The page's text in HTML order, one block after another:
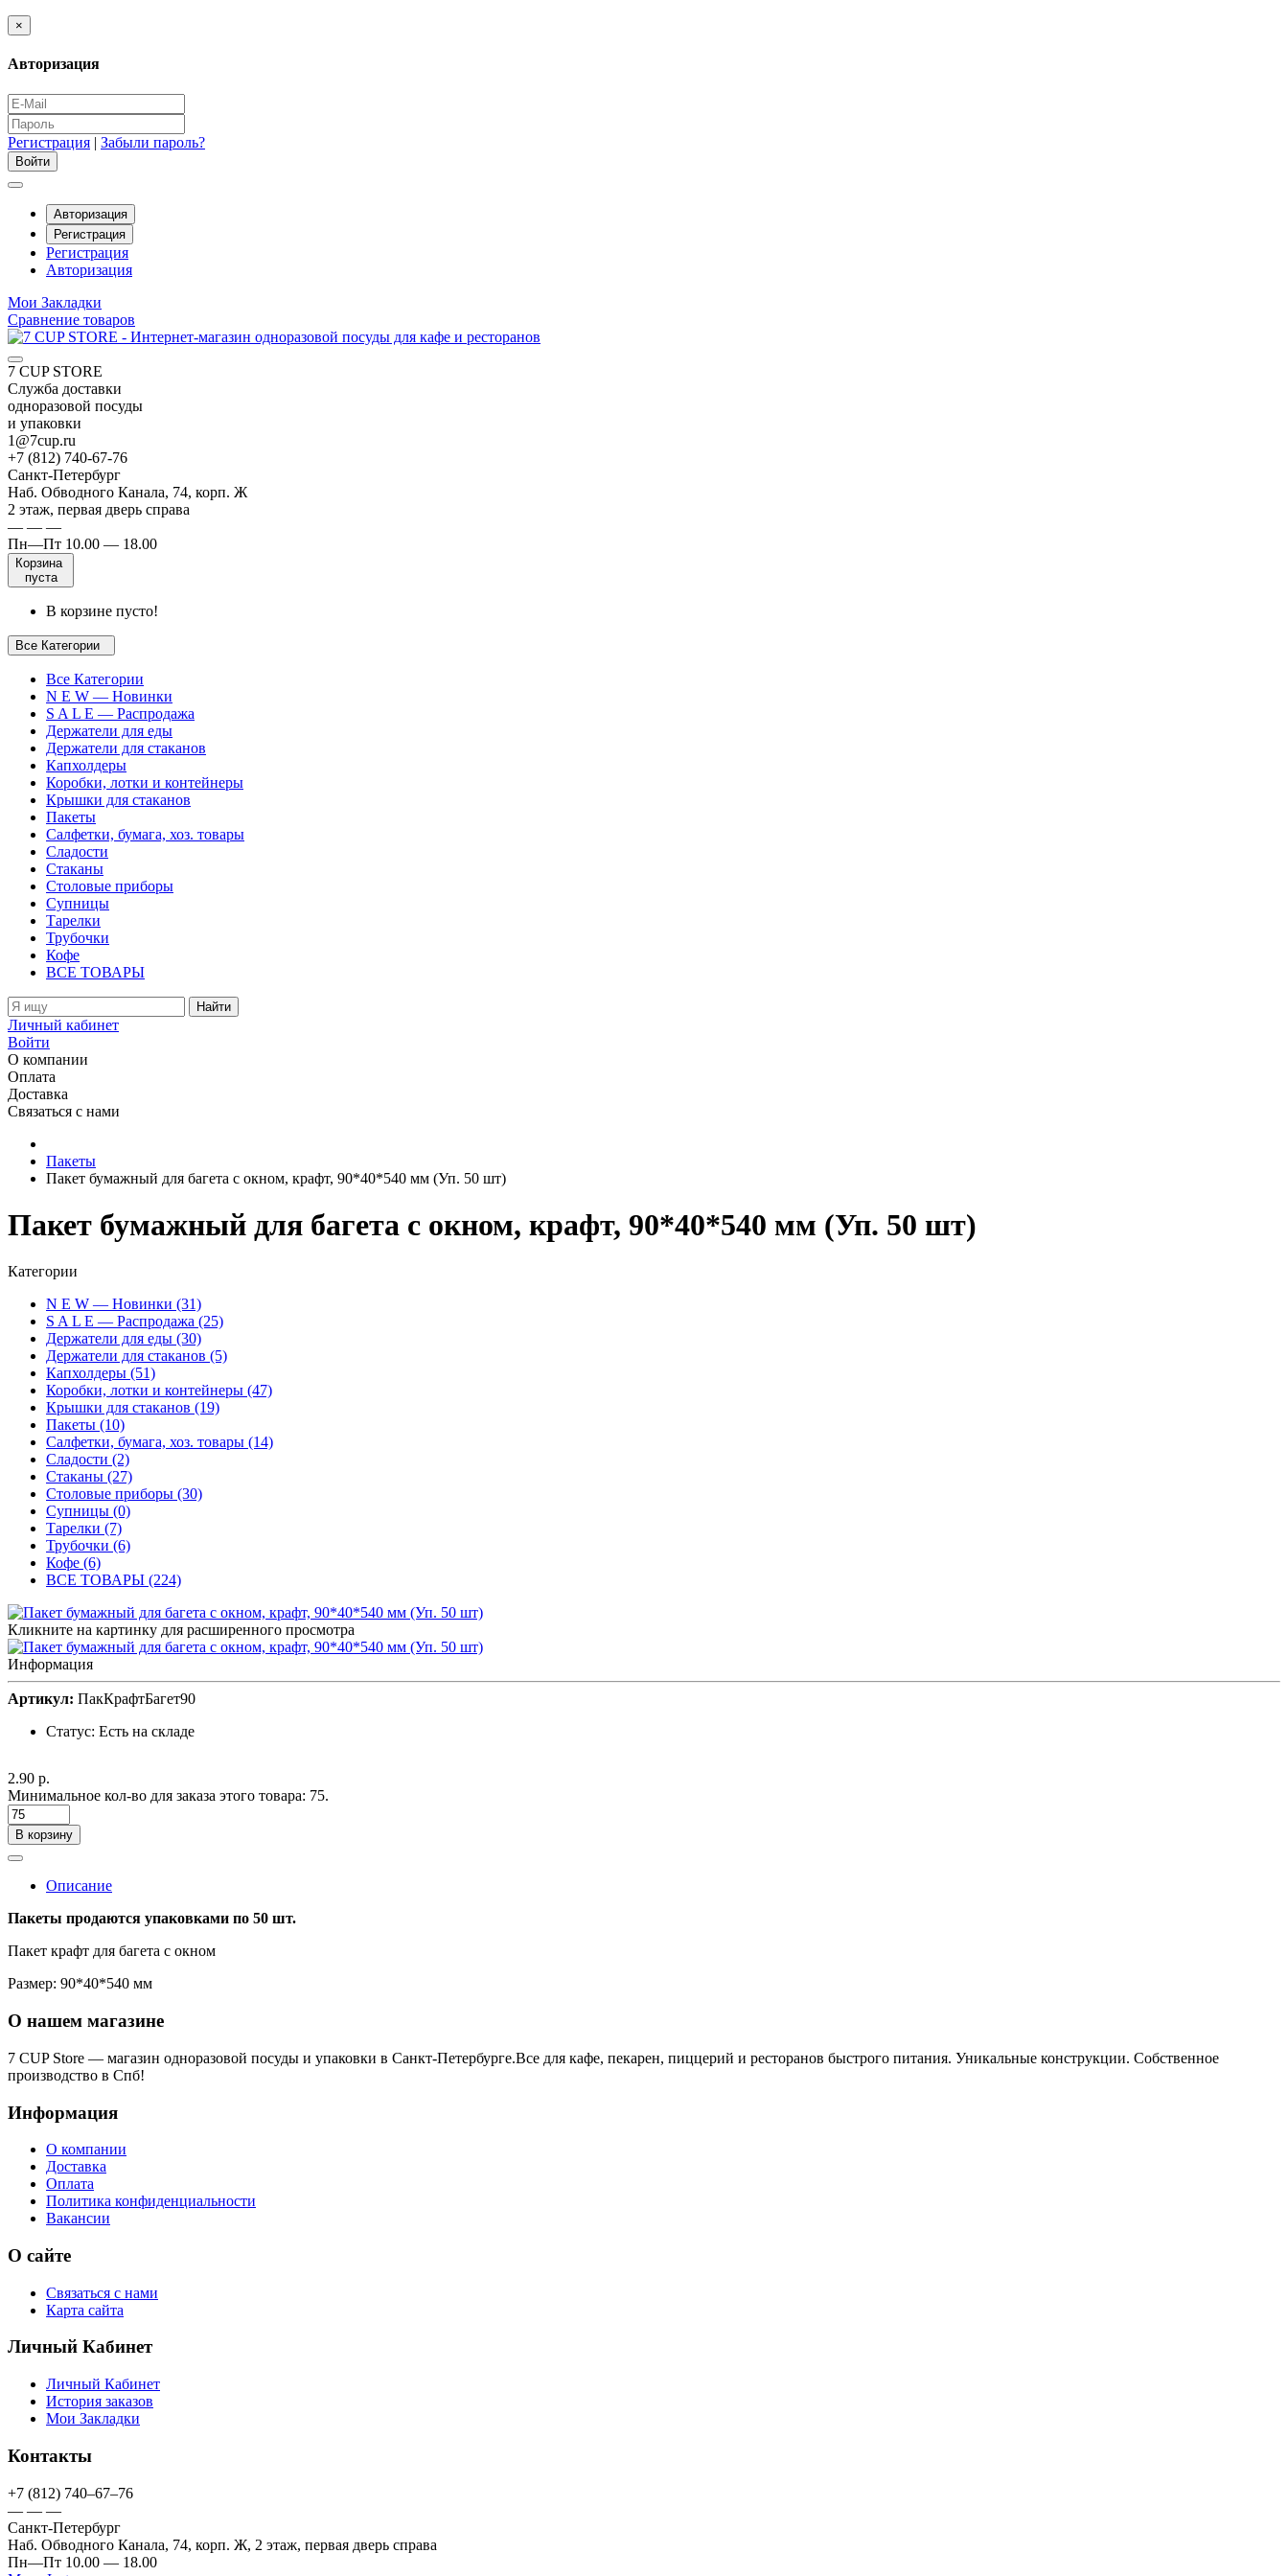
×
Авторизация
Регистрация | Забыли пароль?
Авторизация
Регистрация
Регистрация
Авторизация
Мои Закладки
Сравнение товаров
7 CUP STORE
Служба доставки
одноразовой посуды
и упаковки
1@7cup.ru
+7 (812) 740-67-76
Санкт-Петербург
Наб. Обводного Канала, 74, корп. Ж
2 этаж, первая дверь справа
— — —
Пн—Пт 10.00 — 18.00
Корзина
пуста
В корзине пусто!
Все Категории
Все Категории
N E W — Новинки
S A L E — Распродажа
Держатели для еды
Держатели для стаканов
Капхолдеры
Коробки, лотки и контейнеры
Крышки для стаканов
Пакеты
Салфетки, бумага, хоз. товары
Сладости
Стаканы
Столовые приборы
Супницы
Тарелки
Трубочки
Кофе
ВСЕ ТОВАРЫ
Найти
Личный кабинет
Войти
О компании
Оплата
Доставка
Связаться с нами
Пакеты
Пакет бумажный для багета с окном, крафт, 90*40*540 мм (Уп. 50 шт)
Пакет бумажный для багета с окном, крафт, 90*40*540 мм (Уп. 50 шт)
Категории
N E W — Новинки (31)
S A L E — Распродажа (25)
Держатели для еды (30)
Держатели для стаканов (5)
Капхолдеры (51)
Коробки, лотки и контейнеры (47)
Крышки для стаканов (19)
Пакеты (10)
Салфетки, бумага, хоз. товары (14)
Сладости (2)
Стаканы (27)
Столовые приборы (30)
Супницы (0)
Тарелки (7)
Трубочки (6)
Кофе (6)
ВСЕ ТОВАРЫ (224)
Кликните на картинку для расширенного просмотра
Информация
Артикул: ПакКрафтБагет90
Статус: Есть на складе
2.90 р.
Минимальное кол-во для заказа этого товара: 75.
В корзину
Описание
Пакеты продаются упаковками по 50 шт.
Пакет крафт для багета с окном
Размер: 90*40*540 мм
О нашем магазине
7 CUP Store — магазин одноразовой посуды и упаковки в Санкт-Петербурге.Все для кафе, пекарен, пиццерий и ресторанов быстрого питания. Уникальные конструкции. Собственное
производство в Спб!
Информация
О компании
Доставка
Оплата
Политика конфиденциальности
Вакансии
О сайте
Связаться с нами
Карта сайта
Личный Кабинет
Личный Кабинет
История заказов
Мои Закладки
Контакты
+7 (812) 740–67–76
— — —
Санкт-Петербург
Наб. Обводного Канала, 74, корп. Ж, 2 этаж, первая дверь справа
Пн—Пт 10.00 — 18.00